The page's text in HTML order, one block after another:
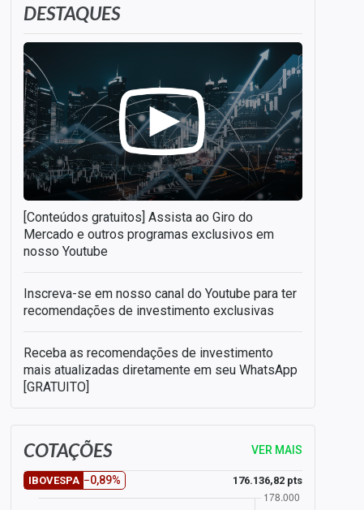
DESTAQUES
[Conteúdos gratuitos] Assista ao Giro do
Mercado e outros programas exclusivos em
nosso Youtube
Inscreva-se em nosso canal do Youtube para ter
recomendações de investimento exclusivas
Receba as recomendações de investimento
mais atualizadas diretamente em seu WhatsApp
[GRATUITO]
COTAÇÕES VER MAIS
IBOVESPA −0,89% 176.136,82 pts